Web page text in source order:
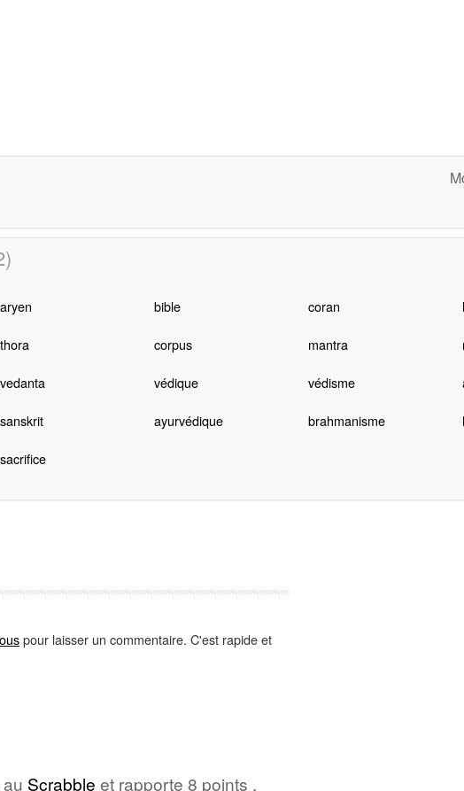
aryen bible coran
thora corpus mantra
vedanta védique védisme
sanskrit ayurvédique brahmanisme
sacrifice
pour laisser un commentaire. C'est rapide et
Scrabble et rapporte 8 points .